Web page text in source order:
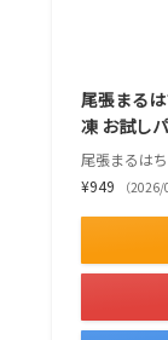
尾張まる
凍 お試し
尾張まるはち
¥949
（